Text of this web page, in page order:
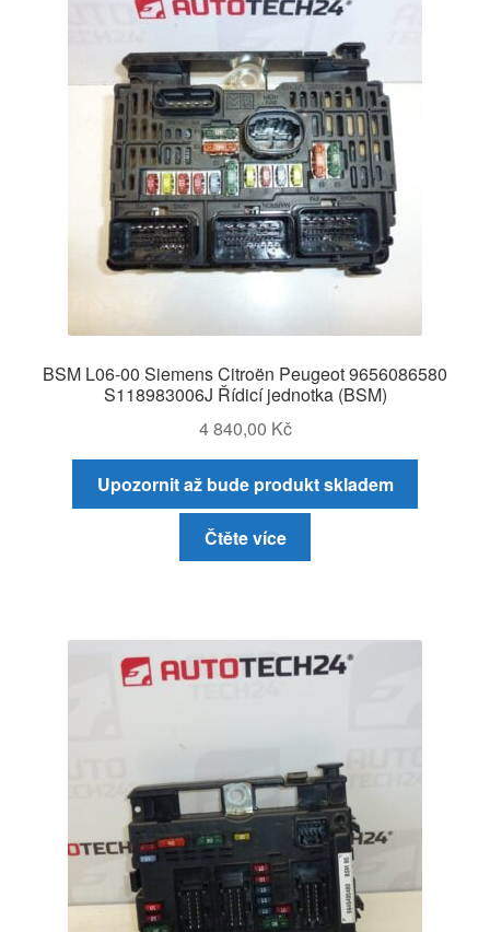
BSM L06-00 Siemens Citroën Peugeot 9656086580
S118983006J Řídicí jednotka (BSM)
4 840,00 Kč
Upozornit až bude produkt skladem
Čtěte více